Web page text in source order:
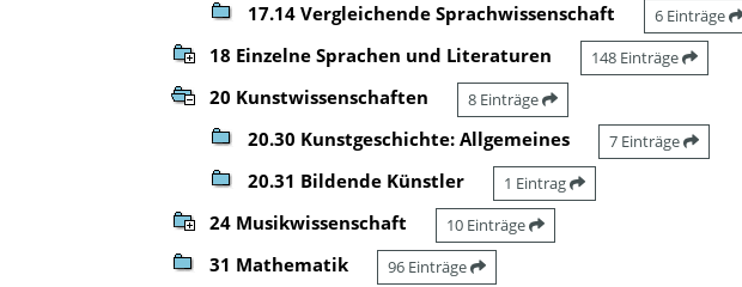
17.14 Vergleichende Sprachwissenschaft 6 Einträge
18 Einzelne Sprachen und Literaturen 148 Einträge
20 Kunstwissenschaften 8 Einträge
20.30 Kunstgeschichte: Allgemeines 7 Einträge
20.31 Bildende Künstler 1 Eintrag
24 Musikwissenschaft 10 Einträge
31 Mathematik 96 Einträge